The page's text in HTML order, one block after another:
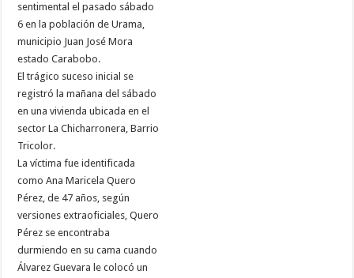
sentimental el pasado sábado
6 en la población de Urama,
municipio Juan José Mora
estado Carabobo.
El trágico suceso inicial se
registró la mañana del sábado
en una vivienda ubicada en el
sector La Chicharronera, Barrio
Tricolor.
La víctima fue identificada
como Ana Maricela Quero
Pérez, de 47 años, según
versiones extraoficiales, Quero
Pérez se encontraba
durmiendo en su cama cuando
Álvarez Guevara le colocó un